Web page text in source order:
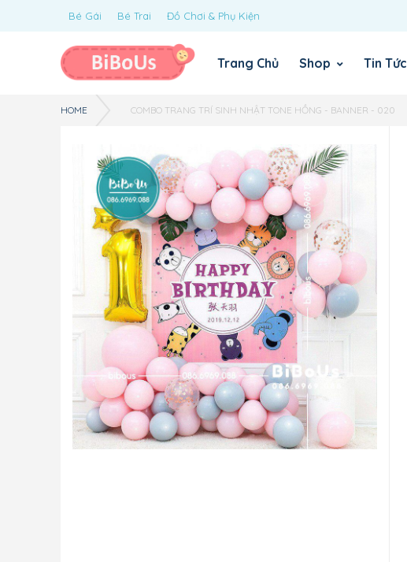
Bé Gái Bé Trai Đồ Chơi & Phụ Kiện
Trang Chủ Shop Tin Tức
HOME COMBO TRANG TRÍ SINH NHẬT TONE HỒNG - BANNER - 020